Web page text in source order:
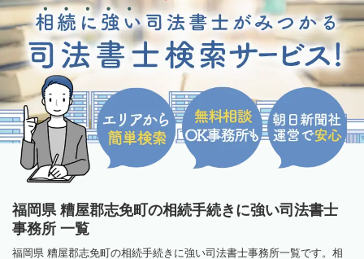
福岡県 糟屋郡志免町の相続手続きに強い司法書士
事務所 一覧
福岡県 糟屋郡志免町の相続手続きに強い司法書士事務所一覧です。相